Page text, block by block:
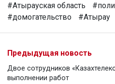
#Атырауская область
#домогательство
#Атырау
Предыдущая новость
Двое сотрудников
выполнении работ